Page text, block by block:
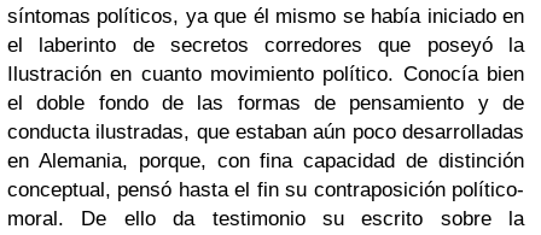
síntomas políticos, ya que él mismo se había iniciado en
el laberinto de secretos corredores que poseyó la
Ilustración en cuanto movimiento político. Conocía bien
el doble fondo de las formas de pensamiento y de
conducta ilustradas, que estaban aún poco desarrolladas
en Alemania, porque, con fina capacidad de distinción
conceptual, pensó hasta el fin su contraposición político-
moral. De ello da testimonio su escrito sobre la